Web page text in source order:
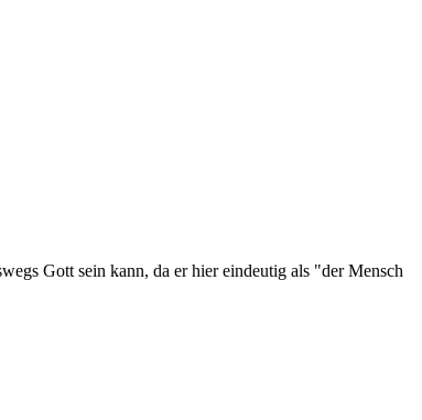
Gott sein kann, da er hier eindeutig als "der Mensch